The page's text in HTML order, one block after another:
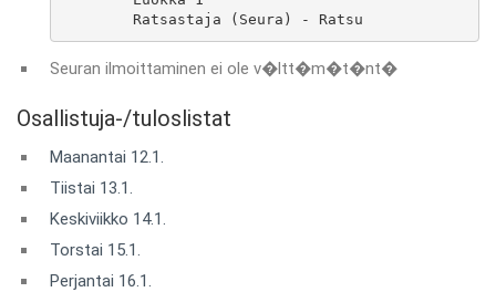
	Ratsastaja (Seura) - Ratsu
Seuran ilmoittaminen ei ole v�ltt�m�t�nt�
Osallistuja-/tuloslistat
Maanantai 12.1.
Tiistai 13.1.
Keskiviikko 14.1.
Torstai 15.1.
Perjantai 16.1.